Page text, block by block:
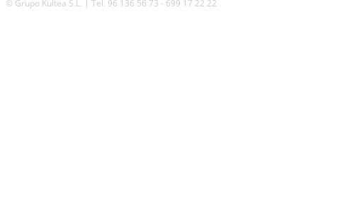
© Grupo Kultea S.L. | Tel. 96 136 56 73 - 699 17 22 22